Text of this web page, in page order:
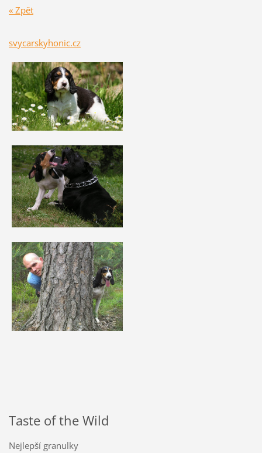
« Zpět
svycarskyhonic.cz
Taste of the Wild
Nejlepší granulky